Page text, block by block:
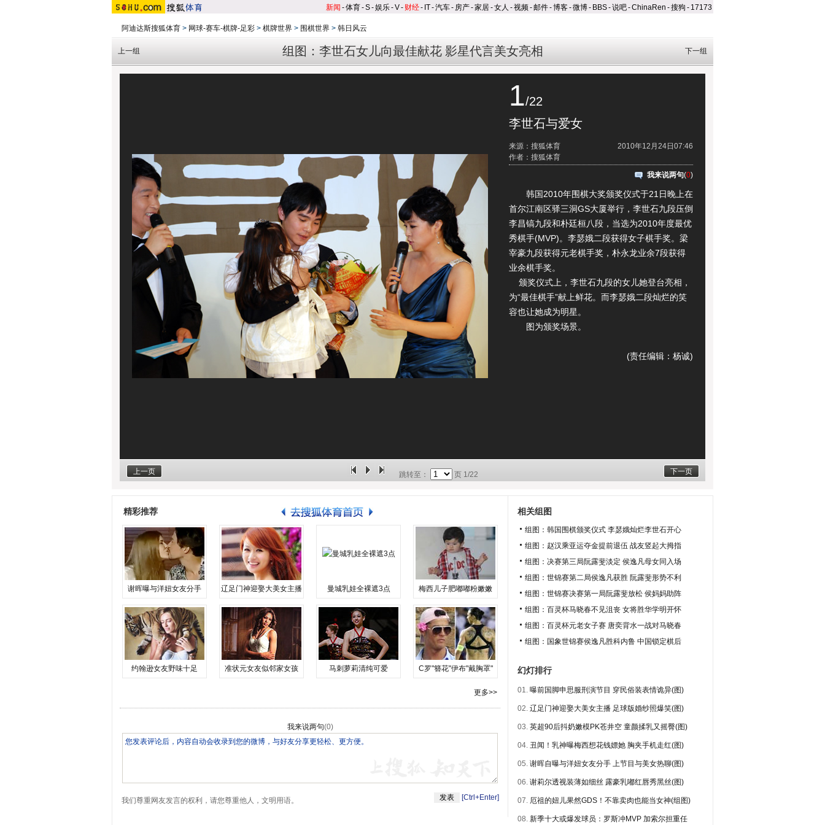
新闻 -体育-S-娱乐-V- 财经- IT-汽车- 房产-家居-女人 -视频-邮件-博客-微博- BBS-说吧-ChinaRen -搜狗 - 17173
阿迪达斯搜狐体育 > 网球-赛车-棋牌-足彩 > 棋牌世界 > 围棋世界 > 韩日风云
组图：李世石女儿向最佳献花 影星代言美女亮相
上一组 下一组
1/22
李世石与爱女
2010年12月24日07:46
来源：搜狐体育
作者：搜狐体育
我来说两句(0)
韩国2010年围棋大奖颁奖仪式于21日晚上在
首尔江南区驿三洞GS大厦举行，李世石九段压倒
李昌镐九段和朴廷桓八段，当选为2010年度最优
秀棋手(MVP)。李瑟娥二段获得女子棋手奖。梁
宰豪九段获得元老棋手奖，朴永龙业余7段获得
业余棋手奖。
颁奖仪式上，李世石九段的女儿她登台亮相，
为“最佳棋手”献上鲜花。而李瑟娥二段灿烂的笑
容也让她成为明星。
图为颁奖场景。
(责任编辑：杨诚)
上一页 下一页
跳转至： 页 1/22
精彩推荐
谢晖曝与洋妞女友分手 辽足门神迎娶大美女主播 曼城乳娃全裸遮3点 梅西儿子肥嘟嘟粉嫩嫩
约翰逊女友野味十足 准状元女友似邻家女孩 马刺萝莉清纯可爱 C罗"簪花"伊布"戴胸罩"
更多>>
我来说两句(0)
我们尊重网友发言的权利，请您尊重他人，文明用语。 [Ctrl+Enter]
相关组图
组图：韩国围棋颁奖仪式 李瑟娥灿烂李世石开心
组图：赵汉乘亚运夺金提前退伍 战友竖起大拇指
组图：决赛第三局阮露斐淡定 侯逸凡母女同入场
组图：世锦赛第二局侯逸凡获胜 阮露斐形势不利
组图：世锦赛决赛第一局阮露斐放松 侯妈妈助阵
组图：百灵杯马晓春不见沮丧 女将胜华学明开怀
组图：百灵杯元老女子赛 唐奕背水一战对马晓春
组图：国象世锦赛侯逸凡胜科内鲁 中国锁定棋后
幻灯排行
01. 曝前国脚申思服刑演节目 穿民俗装表情诡异(图)
02. 辽足门神迎娶大美女主播 足球版婚纱照爆笑(图)
03. 英超90后抖奶嫩模PK苍井空 童颜揉乳又摇臀(图)
04. 丑闻！乳神曝梅西想花钱嫖她 胸夹手机走红(图)
05. 谢晖自曝与洋妞女友分手 上节目与美女热聊(图)
06. 谢莉尔透视装薄如细丝 露豪乳嘟红唇秀黑丝(图)
07. 厄祖的妞儿果然GDS！不靠卖肉也能当女神(组图)
08. 新季十大或爆发球员：罗斯冲MVP 加索尔担重任